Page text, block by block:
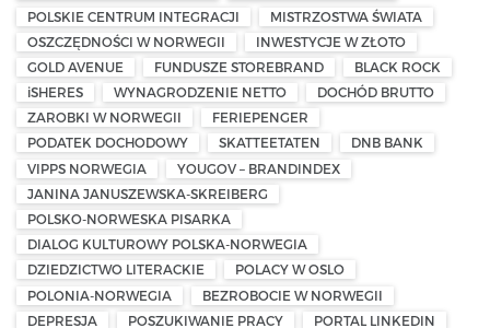
POLSKIE CENTRUM INTEGRACJI
MISTRZOSTWA ŚWIATA
OSZCZĘDNOŚCI W NORWEGII
INWESTYCJE W ZŁOTO
GOLD AVENUE
FUNDUSZE STOREBRAND
BLACK ROCK
iSHERES
WYNAGRODZENIE NETTO
DOCHÓD BRUTTO
ZAROBKI W NORWEGII
FERIEPENGER
PODATEK DOCHODOWY
SKATTEETATEN
DNB BANK
VIPPS NORWEGIA
YOUGOV – BRANDINDEX
JANINA JANUSZEWSKA-SKREIBERG
POLSKO-NORWESKA PISARKA
DIALOG KULTUROWY POLSKA-NORWEGIA
DZIEDZICTWO LITERACKIE
POLACY W OSLO
POLONIA-NORWEGIA
BEZROBOCIE W NORWEGII
DEPRESJA
POSZUKIWANIE PRACY
PORTAL LINKEDIN